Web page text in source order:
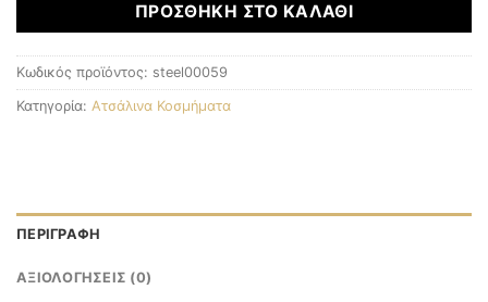
ΠΡΟΣΘΉΚΗ ΣΤΟ ΚΑΛΆΘΙ
Κωδικός προϊόντος: steel00059
Κατηγορία: Ατσάλινα Κοσμήματα
ΠΕΡΙΓΡΑΦΉ
ΑΞΙΟΛΟΓΉΣΕΙΣ (0)